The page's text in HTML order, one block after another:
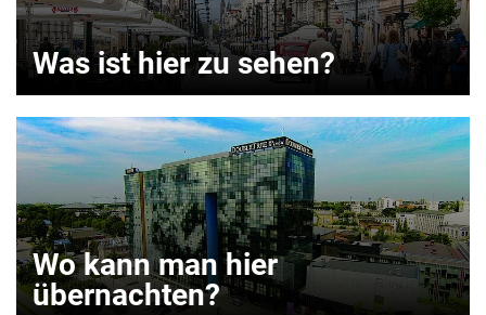
Was ist hier zu sehen?
Wo kann man hier
übernachten?